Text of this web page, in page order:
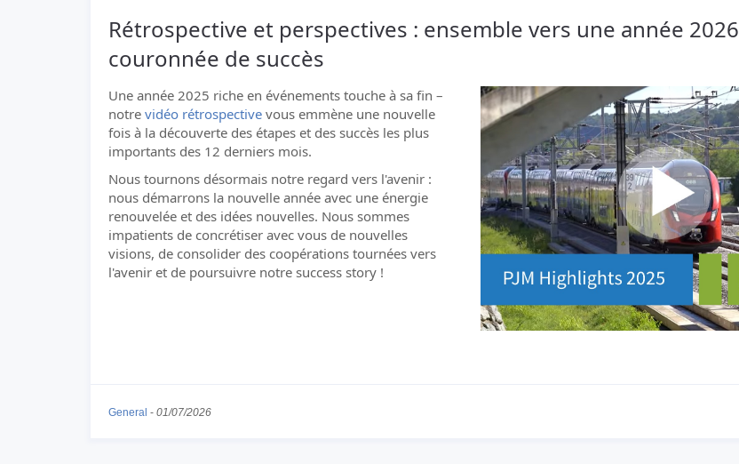
Rétrospective et perspectives : ensemble vers une année 2026
couronnée de succès
Une année 2025 riche en événements touche à sa fin –
notre vidéo rétrospective vous emmène une nouvelle
fois à la découverte des étapes et des succès les plus
importants des 12 derniers mois.
Nous tournons désormais notre regard vers l'avenir :
nous démarrons la nouvelle année avec une énergie
renouvelée et des idées nouvelles. Nous sommes
impatients de concrétiser avec vous de nouvelles
visions, de consolider des coopérations tournées vers
l'avenir et de poursuivre notre success story !
General - 01/07/2026